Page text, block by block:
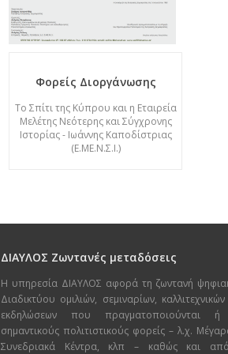
Φορείς Διοργάνωσης
Το Σπίτι της Κύπρου και η Εταιρεία
Μελέτης Νεότερης και Σύγχρονης
Ιστορίας - Ιωάννης Καποδίστριας
(Ε.ΜΕ.Ν.Σ.Ι.)
ΔΙΑΥΛΟΣ Ζωντανές μεταδόσεις
Η υπηρεσία ΔΙΑΥΛΟΣ αφορά τη ζωντανή
Διαδικτύου ομιλιών, σεμιναρίων,
εκδηλώσεων που πραγματοποιούνται ή
σημαντικούς πολιτιστικούς φορείς – λ.χ.
Συνεδριακά Κέντρα, κλπ – καθώς και από